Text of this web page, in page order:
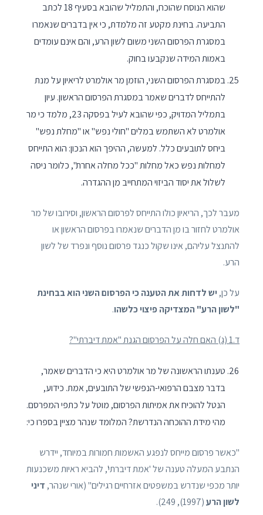
שהוא הנוסח שהוכח, והתמליל שהובא בסעיף 18 לכתב
התביעה. בחינת מקטע זה מלמדת, כי אין בדברים שנאמרו
במסגרת הפרסום השני משום לשון הרע, והם אינם עומדים
באמות המידה שנקבעו בחוק.
במסגרת הפרסום השני, הוזמן מר אולמרט לריאיון על מנת
להתייחס לדברים שאמר במסגרת הפרסום הראשון. עיון
בתמליל המדויק, כפי שהובא לעיל בפסקה ‎23, מלמד כי מר
אולמרט לא השתמש במלים "חולי נפש" או "מחלת נפש"
ביחס לתובעים כלל. למעשה, ההיפך הוא הנכון: הוא התייחס
למחלות נפש כאל מחלות "ככל מחלה אחרת", כלומר ניסה
לשלול את יסוד הביזוי המתחייב מן ההגדרה.
מעבר לכך, הריאיון כולו התייחס לפרסום הראשון, וסירובו של מר
אולמרט לחזור בו מן הדברים שנאמרו בפרסום הראשון או
להתנצל עליהם, אינו שקול כנגד פרסום נוסף ונפרד של לשון
הרע.
על כן,יש לדחות את הטענה כי הפרסום השני הוא בבחינת
"לשון הרע" המצדיקה פיצוי כלשהו.
ד.1 (ג) האם חלה על הפרסום הגנת "אמת דיברתי"?
טענתו הראשונה של מר אולמרט היא כי הדברים שאמר,
בדבר מצבם הרפואי-הנפשי של התובעים, אמת. כידוע,
הנטל להוכיח את אמיתות הפרסום, מוטל על כתפי המפרסם.
מהי מידת ההוכחה הנדרשת? המלומד שנהר מציין בספרו כי:
"כאשר פרסום מייחס לנפגע האשמות חמורות במיוחד, יידרש
הנתבע המעלה טענה של 'אמת דיברתי', להביא ראיות משכנעות
יותר מכפי שנדרש במשפטים אזרחיים רגילים" (אורי שנהר, דיני
לשון הרע(1997), 249).